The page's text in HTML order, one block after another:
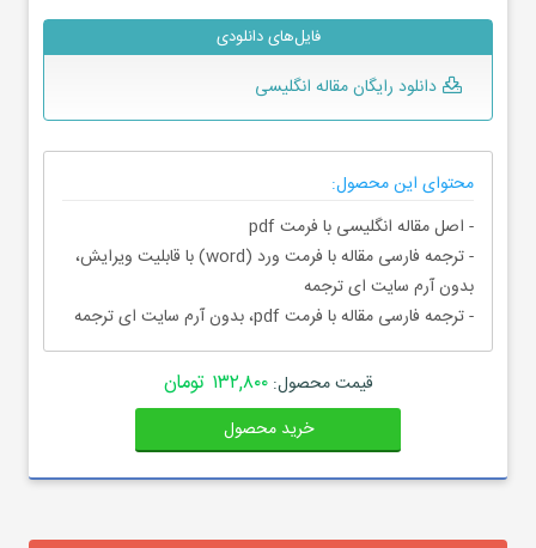
فایل‌های دانلودی
دانلود رایگان مقاله انگلیسی
محتوای این محصول:
- اصل مقاله انگلیسی با فرمت pdf
- ترجمه فارسی مقاله با فرمت ورد (word) با قابلیت ویرایش،
بدون آرم سایت ای ترجمه
- ترجمه فارسی مقاله با فرمت pdf، بدون آرم سایت ای ترجمه
قیمت محصول:۱۳۲,۸۰۰ تومان
خرید محصول